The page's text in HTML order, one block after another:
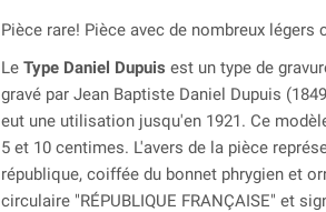
Pièce rare! Pièce avec de nombreux légers
LeType Daniel Dupuis est un type de
gravé par Jean Baptiste Daniel Dupuis
eut une utilisation jusqu'en 1921. Ce
5 et 10 centimes. L'avers de la pièce
république, coiffée du bonnet phrygien et
circulaire "RÉPUBLIQUE FRANÇAISE" et